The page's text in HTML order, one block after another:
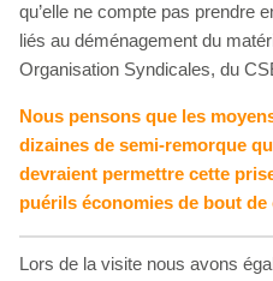
qu’elle ne compte pas prendre
liés au déménagement du
Organisation Syndicales, du
Nous pensons que les
dizaines de semi-remorque
devraient permettre cette
puérils économies de bout de
Lors de la visite nous avons